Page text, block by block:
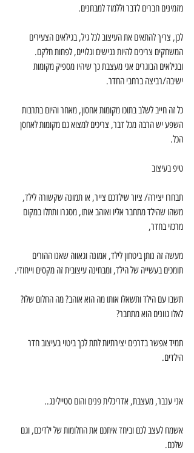
מזמינים חברים לדבר וללמוד למבחנים.
לכן, צריך להתאים את העיצוב לכל גיל, בגילאים הצעירים
המשחקים צריכים להיות נגישים וגלויים, לפחות חלקם.
ובגילאים הבוגרים אני מעצבת כך שיהיו מספיק מקומות
ישיבה/רביצה ברחבי החדר.
כל זה חייב לשלב בתוכו מקומות אחסון, מאחר והיום בתרבות
השפע יש הרבה מכל דבר, צריכים למצוא גם מקומות לאחסן
הכל.
טיפ בעיצוב
תבחרו יצירה/ ציור שילדכם צייר, או תמונה שקשורה לילד,
משהו שהילד מתחבר אליו ואוהב אותו, מסגרו ותתלו במקום
מרכזי בחדר,
מעשה זה נותן ביטחון לילד, אמונה וגאווה שאנו ההורים
תומכים בעשייה של הילד, ומבחינה עיצובית זה מקסים וייחודי.
תשבו עם הילד ותשאלו אותו מה הוא אוהב? מה החלום שלו?
לאלו גוונים הוא מתחבר?
תמיד אפשר בדרכים יצירתיות לתת לכך ביטוי בעיצוב חדר
הילדים.
אני ענבר, מעצבת, אדריכלית פנים והום סטיילינג..
אשמח לעצב לכם וביחד איתכם את החלומות של ילדיכם, וגם
שלכם.